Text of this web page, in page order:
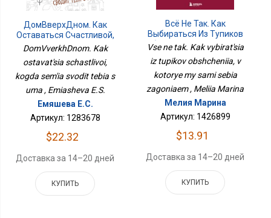
ДомВверхДном. Как
Оставаться Счастливой,
Когда Семья Сводит
DomVverkhDnom. Kak
ostavat'sia schastlivoi,
kogda sem'ia svodit tebia s
uma , Emiasheva E.S.
Емяшева Е.С.
Артикул: 1283678
$22.32
Доставка за 14–20 дней
КУПИТЬ
Всё Не Так. Как
Выбираться Из Тупиков
Общения, В Которые Мы
Сами Себя Загоняем
Vse ne tak. Kak vybirat'sia
iz tupikov obshcheniia, v
kotorye my sami sebia
zagoniaem , Meliia Marina
Мелия Марина
Артикул: 1426899
$13.91
Доставка за 14–20 дней
КУПИТЬ